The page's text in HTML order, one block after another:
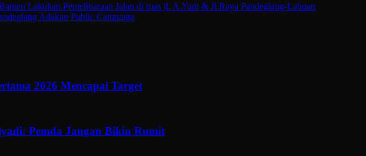
Lakukan Pemeliharaan Jalan di ruas jl. A.Yani & Jl.Raya Pandeglang-Labuan
Adakan Public Campaign
2026 Mencapai Target
Pemda Jangan Bikin Rumit